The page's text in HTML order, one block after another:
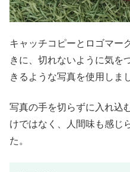
キャッチコピーとロゴマー
きに、切れないように気を
きるような写真を使用しま
写真の手を切らずに入れ込
けではなく、人間味も感じ
た。